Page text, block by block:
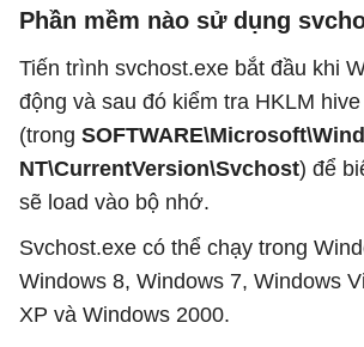
Phần mềm nào sử dụng
Tiến trình svchost.exe bắt đầu khi
động và sau đó kiểm tra HKLM
(trong
NT\CurrentVersion\Svchost) để
sẽ load vào bộ nhớ.
Svchost.exe có thể chạy trong
Windows 8, Windows 7, Windows
XP và Windows 2000.